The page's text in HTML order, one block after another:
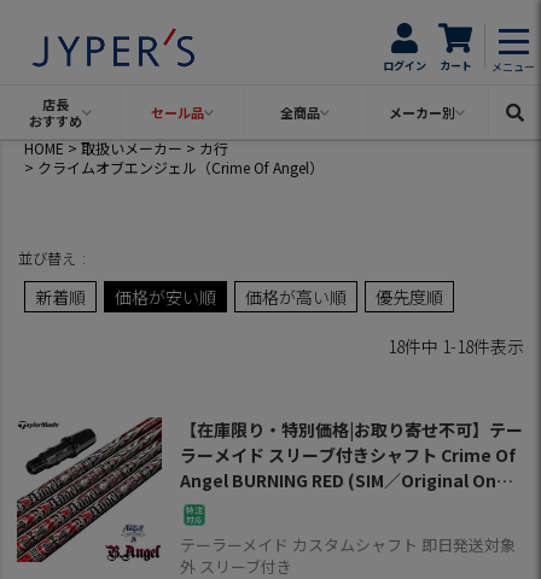
ログイン カート メニュー
店長
おすすめ
セール品 全商品 メーカー別
HOME 取扱いメーカー
カ行
クライムオブエンジェル（Crime Of Angel）
並び替え
新着順 価格が安い順 価格が高い順 優先度順
18件中 1-18件表示
【在庫限り・特別価格|お取り寄せ不可】テー
ラーメイド スリーブ付きシャフト Crime Of
Angel BURNING RED (SIM／Original One
／Gloire F2／M6～M1／RBZ／R15)
テーラーメイド カスタムシャフト 即日発送対象
外 スリーブ付き